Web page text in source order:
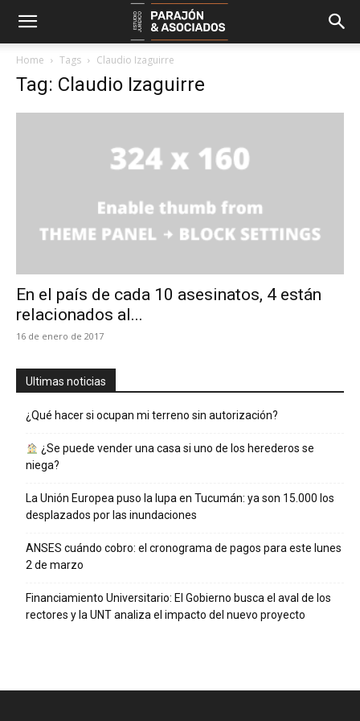
Home Tags Claudio Izaguirre
Tag: Claudio Izaguirre
En el país de cada 10 asesinatos, 4 están
relacionados al...
16 de enero de 2017
Ultimas noticias
¿Qué hacer si ocupan mi terreno sin autorización?
¿Se puede vender una casa si uno de los herederos se
niega?
La Unión Europea puso la lupa en Tucumán: ya son 15.000 los
desplazados por las inundaciones
ANSES cuándo cobro: el cronograma de pagos para este lunes
2 de marzo
Financiamiento Universitario: El Gobierno busca el aval de los
rectores y la UNT analiza el impacto del nuevo proyecto